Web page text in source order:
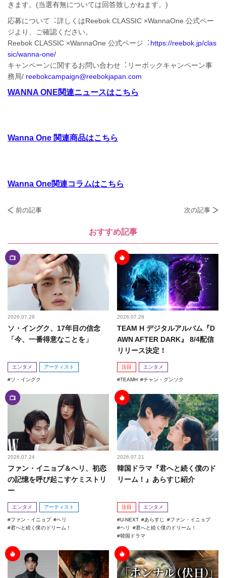
きます。(当選有無については回答致しかねます。)
応募について︓詳しくはReebok CLASSIC ×WannaOne 公式ペー
ジより、ご確認ください。
Reebok CLASSIC ×WannaOne 公式ページ︓ https://reebok.jp/clas
sic/wanna-one/
キャンペーンに関するお問い合わせ︓リーボックキャンペーン事
務局/ reebokcampaign@reebokjapan.com
WANNA ONE関連ニュースはこちら
Wanna One 関連商品はこちら
Wanna One関連コラムはこちら
前の記事 次の記事
おすすめ記事
2026.07.28
ソ・イングク、17年目の信念
「今、一番得意なことを」
エンタメ アーティスト
ソ・イングク
2026.07.28
TEAM H デジタルアルバム『D
AWN AFTER DARK』 8/4配信
リリース決定！
注目 エンタメ
TEAMH チャン・グンソク
2026.07.24
ファン・イニョプ＆ヘリ、初恋
の記憶を呼び起こすケミストリ
ー
エンタメ アーティスト
ファン・イニョプ
ヘリ
君へと続く僕のドリーム！
2026.07.21
韓国ドラマ『君へと続く僕のド
リーム！』あらすじ紹介
注目 エンタメ
U-NEXT あらすじ
ファン・イニョプ
ヘリ
君へと続く僕のドリーム！
韓国ドラマ